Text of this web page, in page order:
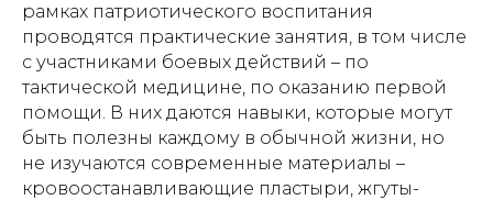
рамках патриотического воспитания
проводятся практические занятия, в том числе
с участниками боевых действий – по
тактической медицине, по оказанию первой
помощи. В них даются навыки, которые могут
быть полезны каждому в обычной жизни, но
не изучаются современные материалы –
кровоостанавливающие пластыри, жгуты-